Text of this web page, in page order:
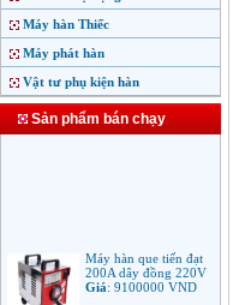
Máy hàn Thiếc
Máy phát hàn
Vật tư phụ kiện hàn
Sản phẩm bán chạy
200A dây đồng 220V
Giá:9100000VND